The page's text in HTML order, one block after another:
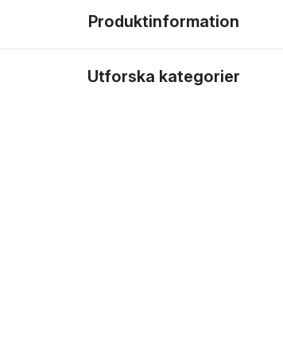
Produktinformation
Utforska kategorier